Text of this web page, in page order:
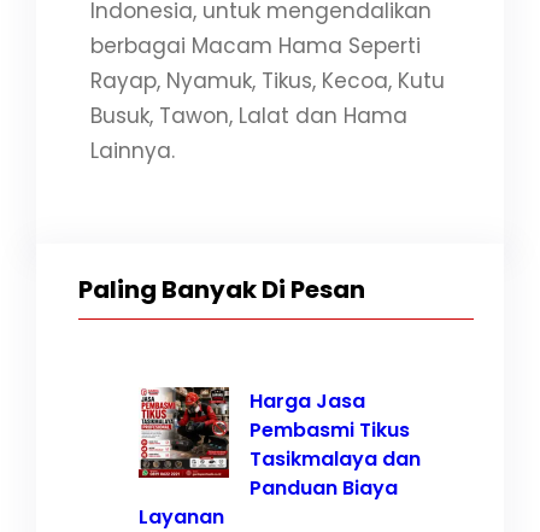
Indonesia, untuk mengendalikan
berbagai Macam Hama Seperti
Rayap, Nyamuk, Tikus, Kecoa, Kutu
Busuk, Tawon, Lalat dan Hama
Lainnya.
Paling Banyak Di Pesan
Harga Jasa
Pembasmi Tikus
Tasikmalaya dan
Panduan Biaya
Layanan